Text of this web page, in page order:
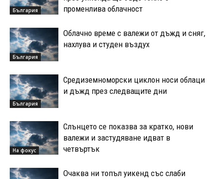
България
променлива облачност
България
Облачно време с валежи от дъжд и сняг,
нахлува и студен въздух
България
Средиземноморски циклон носи облаци
и дъжд през следващите дни
На фокус
Слънцето се показва за кратко, нови
валежи и застудяване идват в
четвъртък
Очаква ни топъл уикенд със слаби